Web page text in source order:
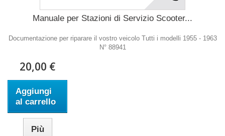
Manuale per Stazioni di Servizio Scooter...
Documentazione per riparare il vostro veicolo Tutti i modelli 1955 - 1963
N° 88941
20,00 €
Aggiungi
al carrello
Più